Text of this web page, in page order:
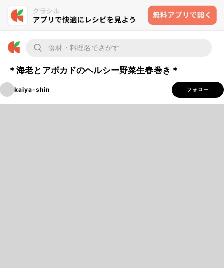
＊海老とアボカドのヘルシー野菜生春巻き＊
kaiya-shin フォロー